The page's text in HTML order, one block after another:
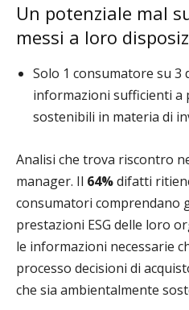
Un potenziale mal
messi a loro
Solo 1 consumatore su 3
informazioni sufficienti a
sostenibili in materia di
Analisi che trova riscontro
manager. Il 64%difatti
consumatori comprendano
prestazioni ESG delle loro
le informazioni necessarie
processo decisioni di
che sia ambientalmente